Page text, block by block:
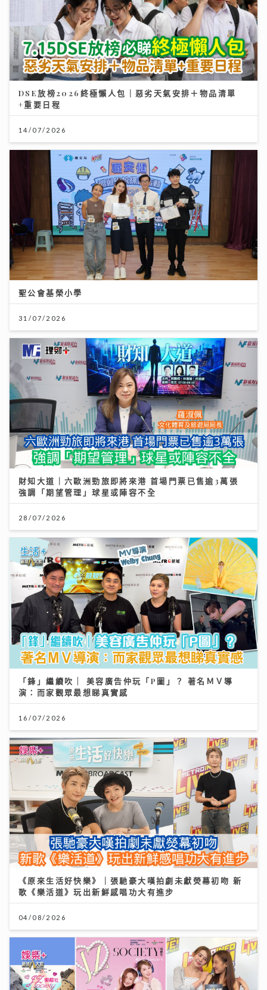
DSE放榜2026終極懶人包｜惡劣天氣安排＋物品清單
+重要日程
14/07/2026
聖公會基榮小學
31/07/2026
財知大道｜六歐洲勁旅即將來港 首場門票已售逾3萬張
強調「期望管理」球星或陣容不全
28/07/2026
「鋒」繼續吹 | 美容廣告仲玩「P圖」？ 著名ＭＶ導
演：而家觀眾最想睇真實感
16/07/2026
《原來生活好快樂》｜張馳豪大嘆拍劇未獻熒幕初吻 新
歌《樂活道》玩出新鮮感唱功大有進步
04/08/2026